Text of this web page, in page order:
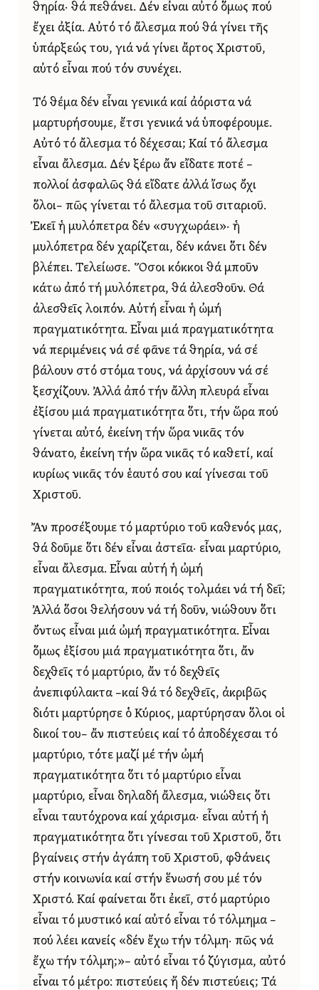
θηρία· θά πεθάνει. Δέν εἶναι αὐτό ὅμως πού
ἔχει ἀξία. Αὐτό τό ἄλεσμα πού θά γίνει τῆς
ὑπάρξεώς του, γιά νά γίνει ἄρτος Χριστοῦ,
αὐτό εἶναι πού τόν συνέχει.
Τό θέμα δέν εἶναι γενικά καί ἀόριστα νά
μαρτυρήσουμε, ἔτσι γενικά νά ὑποφέρουμε.
Αὐτό τό ἄλεσμα τό δέχεσαι; Καί τό ἄλεσμα
εἶναι ἄλεσμα. Δέν ξέρω ἄν εἴδατε ποτέ –
πολλοί ἀσφαλῶς θά εἴδατε ἀλλά ἴσως ὄχι
ὅλοι– πῶς γίνεται τό ἄλεσμα τοῦ σιταριοῦ.
Ἐκεῖ ἡ μυλόπετρα δέν «συγχωράει»· ἡ
μυλόπετρα δέν χαρίζεται, δέν κάνει ὅτι δέν
βλέπει. Τελείωσε. Ὅσοι κόκκοι θά μποῦν
κάτω ἀπό τή μυλόπετρα, θά ἀλεσθοῦν. Θά
ἀλεσθεῖς λοιπόν. Αὐτή εἶναι ἡ ὠμή
πραγματικότητα. Εἶναι μιά πραγματικότητα
νά περιμένεις νά σέ φᾶνε τά θηρία, νά σέ
βάλουν στό στόμα τους, νά ἀρχίσουν νά σέ
ξεσχίζουν. Ἀλλά ἀπό τήν ἄλλη πλευρά εἶναι
ἐξίσου μιά πραγματικότητα ὅτι, τήν ὥρα πού
γίνεται αὐτό, ἐκείνη τήν ὥρα νικᾶς τόν
θάνατο, ἐκείνη τήν ὥρα νικᾶς τό καθετί, καί
κυρίως νικᾶς τόν ἑαυτό σου καί γίνεσαι τοῦ
Χριστοῦ.
Ἄν προσέξουμε τό μαρτύριο τοῦ καθενός μας,
θά δοῦμε ὅτι δέν εἶναι ἀστεῖα· εἶναι μαρτύριο,
εἶναι ἄλεσμα. Εἶναι αὐτή ἡ ὠμή
πραγματικότητα, πού ποιός τολμάει νά τή δεῖ;
Ἀλλά ὅσοι θελήσουν νά τή δοῦν, νιώθουν ὅτι
ὄντως εἶναι μιά ὠμή πραγματικότητα. Εἶναι
ὅμως ἐξίσου μιά πραγματικότητα ὅτι, ἄν
δεχθεῖς τό μαρτύριο, ἄν τό δεχθεῖς
ἀνεπιφύλακτα –καί θά τό δεχθεῖς, ἀκριβῶς
διότι μαρτύρησε ὁ Κύριος, μαρτύρησαν ὅλοι οἱ
δικοί του– ἄν πιστεύεις καί τό ἀποδέχεσαι τό
μαρτύριο, τότε μαζί μέ τήν ὠμή
πραγματικότητα ὅτι τό μαρτύριο εἶναι
μαρτύριο, εἶναι δηλαδή ἄλεσμα, νιώθεις ὅτι
εἶναι ταυτόχρονα καί χάρισμα· εἶναι αὐτή ἡ
πραγματικότητα ὅτι γίνεσαι τοῦ Χριστοῦ, ὅτι
βγαίνεις στήν ἀγάπη τοῦ Χριστοῦ, φθάνεις
στήν κοινωνία καί στήν ἕνωσή σου μέ τόν
Χριστό. Καί φαίνεται ὅτι ἐκεῖ, στό μαρτύριο
εἶναι τό μυστικό καί αὐτό εἶναι τό τόλμημα –
πού λέει κανείς «δέν ἔχω τήν τόλμη· πῶς νά
ἔχω τήν τόλμη;»– αὐτό εἶναι τό ζύγισμα, αὐτό
εἶναι τό μέτρο: πιστεύεις ἤ δέν πιστεύεις; Τά